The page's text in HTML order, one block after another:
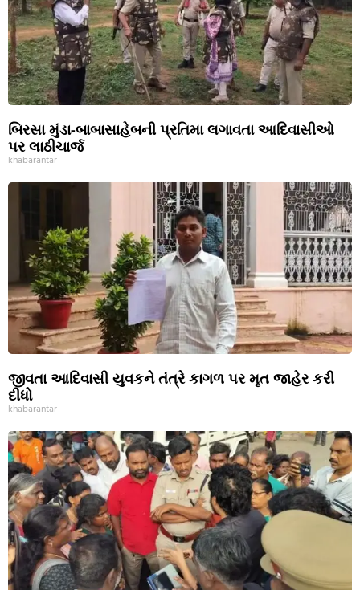
બિરસા મુંડા-બાબાસાહેબની પ્રતિમા લગાવતા આદિવાસીઓ
પર લાઠીચાર્જ
khabarantar
જીવતા આદિવાસી યુવકને તંત્રે કાગળ પર મૃત જાહેર કરી
દીધો
khabarantar